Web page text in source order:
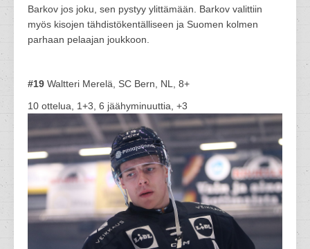
Barkov jos joku, sen pystyy ylittämään. Barkov valittiin
myös kisojen tähdistökentälliseen ja Suomen kolmen
parhaan pelaajan joukkoon.
#19 Waltteri Merelä, SC Bern, NL, 8+
10 ottelua, 1+3, 6 jäähyminuuttia, +3